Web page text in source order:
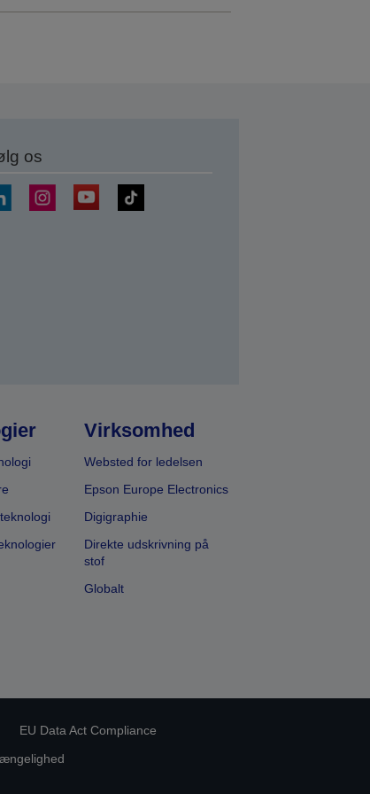
os
Virksomhed
Websted for ledelsen
Epson Europe Electronics
Digigraphie
Direkte udskrivning på
stof
Globalt
EU Data Act Compliance